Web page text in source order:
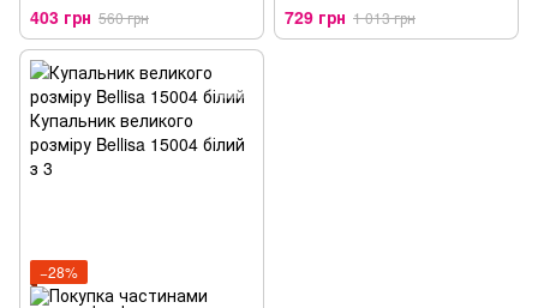
403 грн 560 грн 729 грн 1 013 грн
−28%